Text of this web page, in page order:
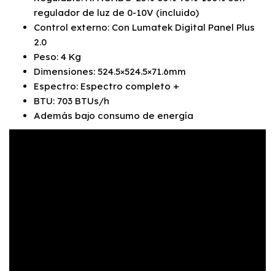
regulador de luz de 0-10V (incluido)
Control externo: Con Lumatek Digital Panel Plus
2.0
Peso: 4 Kg
Dimensiones: 524.5×524.5×71.6mm
Espectro: Espectro completo +
BTU: 703 BTUs/h
Además bajo consumo de energía